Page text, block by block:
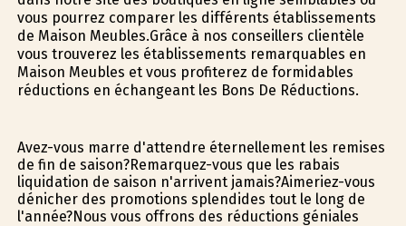
vous pourrez comparer les différents établissements
de Maison Meubles.Grâce à nos conseillers clientèle
vous trouverez les établissements remarquables en
Maison Meubles et vous profiterez de formidables
réductions en échangeant les Bons De Réductions.
Avez-vous marre d'attendre éternellement les remises
de fin de saison?Remarquez-vous que les rabais
liquidation de saison n'arrivent jamais?Aimeriez-vous
dénicher des promotions splendides tout le long de
l'année?Nous vous offrons des réductions géniales